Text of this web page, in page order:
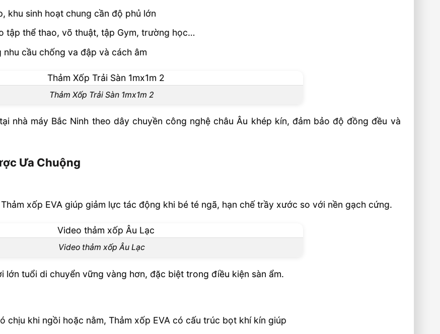
khu sinh hoạt chung cần độ phủ lớn
tập thể thao, võ thuật, tập Gym, trường học…
cầu chống va đập và cách âm
Thảm Xốp Trải Sàn 1mx1m 2
nhà máy Bắc Ninh theo dây chuyền công nghệ châu Âu khép kín, đảm bảo độ đồng đều và
Ưa Chuộng
xốp EVA giúp giảm lực tác động khi bé té ngã, hạn chế trầy xước so với nền gạch cứng.
Video thảm xốp Âu Lạc
tuổi di chuyển vững vàng hơn, đặc biệt trong điều kiện sàn ẩm.
chịu khi ngồi hoặc nằm, Thảm xốp EVA có cấu trúc bọt khí kín giúp